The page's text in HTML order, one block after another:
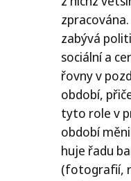
zabý­vá
soci­ál­ní a
řov­ny v
obdo­bí,
tyto role v
obdo­bí
hu­je řadu
(foto­gra­fií,